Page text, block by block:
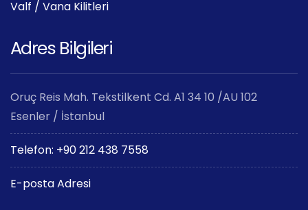
Valf / Vana Kilitleri
Adres Bilgileri
Oruç Reis Mah. Tekstilkent Cd. A1 34 10 /AU 102
Esenler / İstanbul
Telefon: +90 212 438 7558
E-posta Adresi